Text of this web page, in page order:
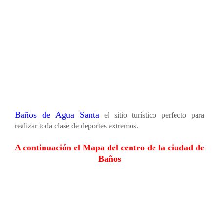
Baños de Agua Santa el sitio turístico perfecto para
realizar toda clase de deportes extremos.
A continuación el Mapa del centro de la ciudad de
Baños